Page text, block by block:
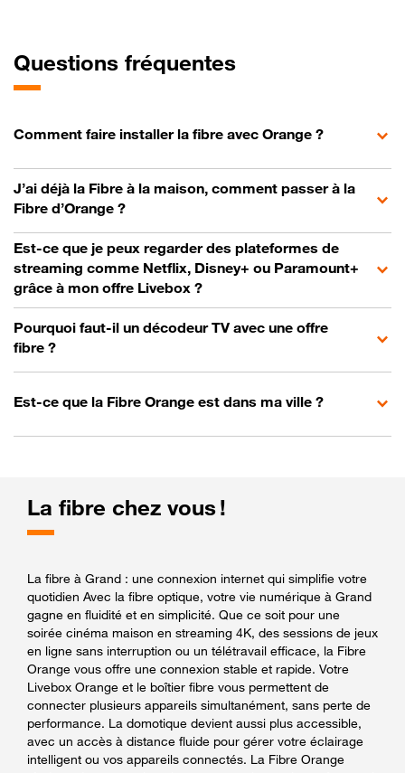
Questions fréquentes
Comment faire installer la fibre avec Orange ?
J’ai déjà la Fibre à la maison, comment passer à la
Fibre d’Orange ?
Est-ce que je peux regarder des plateformes de
streaming comme Netflix, Disney+ ou Paramount+
grâce à mon offre Livebox ?
Pourquoi faut-il un décodeur TV avec une offre
fibre ?
Est-ce que la Fibre Orange est dans ma ville ?
La fibre chez vous !
La fibre à Grand : une connexion internet qui simplifie votre
quotidien Avec la fibre optique, votre vie numérique à Grand
gagne en fluidité et en simplicité. Que ce soit pour une
soirée cinéma maison en streaming 4K, des sessions de jeux
en ligne sans interruption ou un télétravail efficace, la Fibre
Orange vous offre une connexion stable et rapide. Votre
Livebox Orange et le boîtier fibre vous permettent de
connecter plusieurs appareils simultanément, sans perte de
performance. La domotique devient aussi plus accessible,
avec un accès à distance fluide pour gérer votre éclairage
intelligent ou vos appareils connectés. La Fibre Orange